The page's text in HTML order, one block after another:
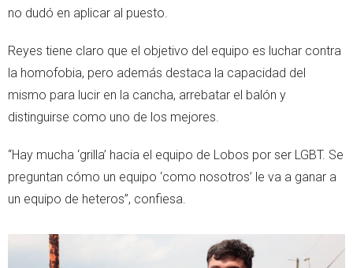
no dudó en aplicar al puesto.
Reyes tiene claro que el objetivo del equipo es luchar contra
la homofobia, pero además destaca la capacidad del
mismo para lucir en la cancha, arrebatar el balón y
distinguirse como uno de los mejores.
“Hay mucha ‘grilla’ hacia el equipo de Lobos por ser LGBT. Se
preguntan cómo un equipo ‘como nosotros’ le va a ganar a
un equipo de heteros”, confiesa.